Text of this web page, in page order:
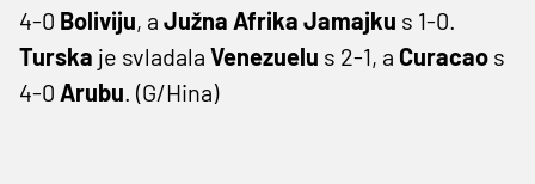
4-0 Boliviju, a Južna Afrika Jamajku s 1-0.
Turska je svladala Venezuelu s 2-1, a Curacao s
4-0 Arubu. (G/Hina)